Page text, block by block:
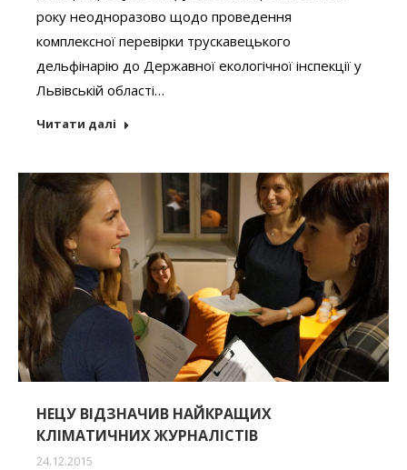
року неодноразово щодо проведення
комплексної перевірки трускавецького
дельфінарію до Державної екологічної інспекції у
Львівській області…
Читати далі
НЕЦУ ВІДЗНАЧИВ НАЙКРАЩИХ
КЛІМАТИЧНИХ ЖУРНАЛІСТІВ
24.12.2015